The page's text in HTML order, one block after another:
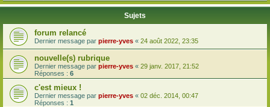
Sujets
forum relancé
Dernier message par pierre-yves « 24 août 2022, 23:35
nouvelle(s) rubrique
Dernier message par pierre-yves « 29 janv. 2017, 21:52
Réponses : 6
c'est mieux !
Dernier message par pierre-yves « 02 déc. 2014, 00:47
Réponses : 1